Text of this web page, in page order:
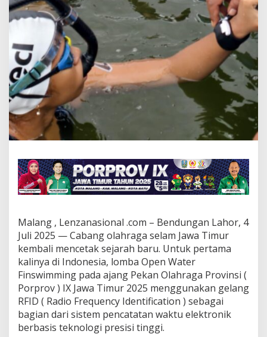
X
t
i
m
D
e
t
a
m
a
g
u
n
a
k
a
n
D
I
n
Malang , Lenzanasional .com – Bendungan Lahor, 4
Juli 2025 — Cabang olahraga selam Jawa Timur
kembali mencetak sejarah baru. Untuk pertama
kalinya di Indonesia, lomba Open Water
Finswimming pada ajang Pekan Olahraga Provinsi (
Porprov ) IX Jawa Timur 2025 menggunakan gelang
RFID ( Radio Frequency Identification ) sebagai
bagian dari sistem pencatatan waktu elektronik
berbasis teknologi presisi tinggi.